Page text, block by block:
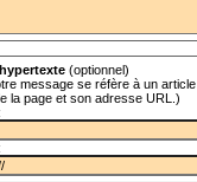
(optionnel)
message se réfère à un
la page et son adresse URL.)